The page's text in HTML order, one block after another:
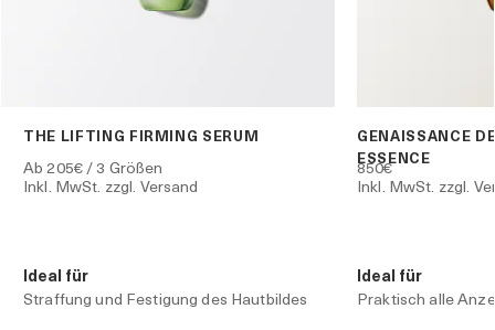
THE LIFTING FIRMING SERUM
Ab 205€/ 3 Größen
Inkl. MwSt. zzgl. Versand
Ideal für
Straffung und Festigung des Hautbildes
GENAISSANCE
ESSENCE
850€
Inkl. MwSt. zzgl.
Ideal für
Praktisch alle